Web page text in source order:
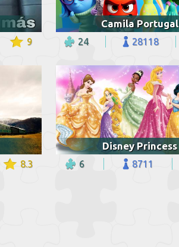
9
Camila Portugal
24 28118
8.3
Disney Princess
6 8711